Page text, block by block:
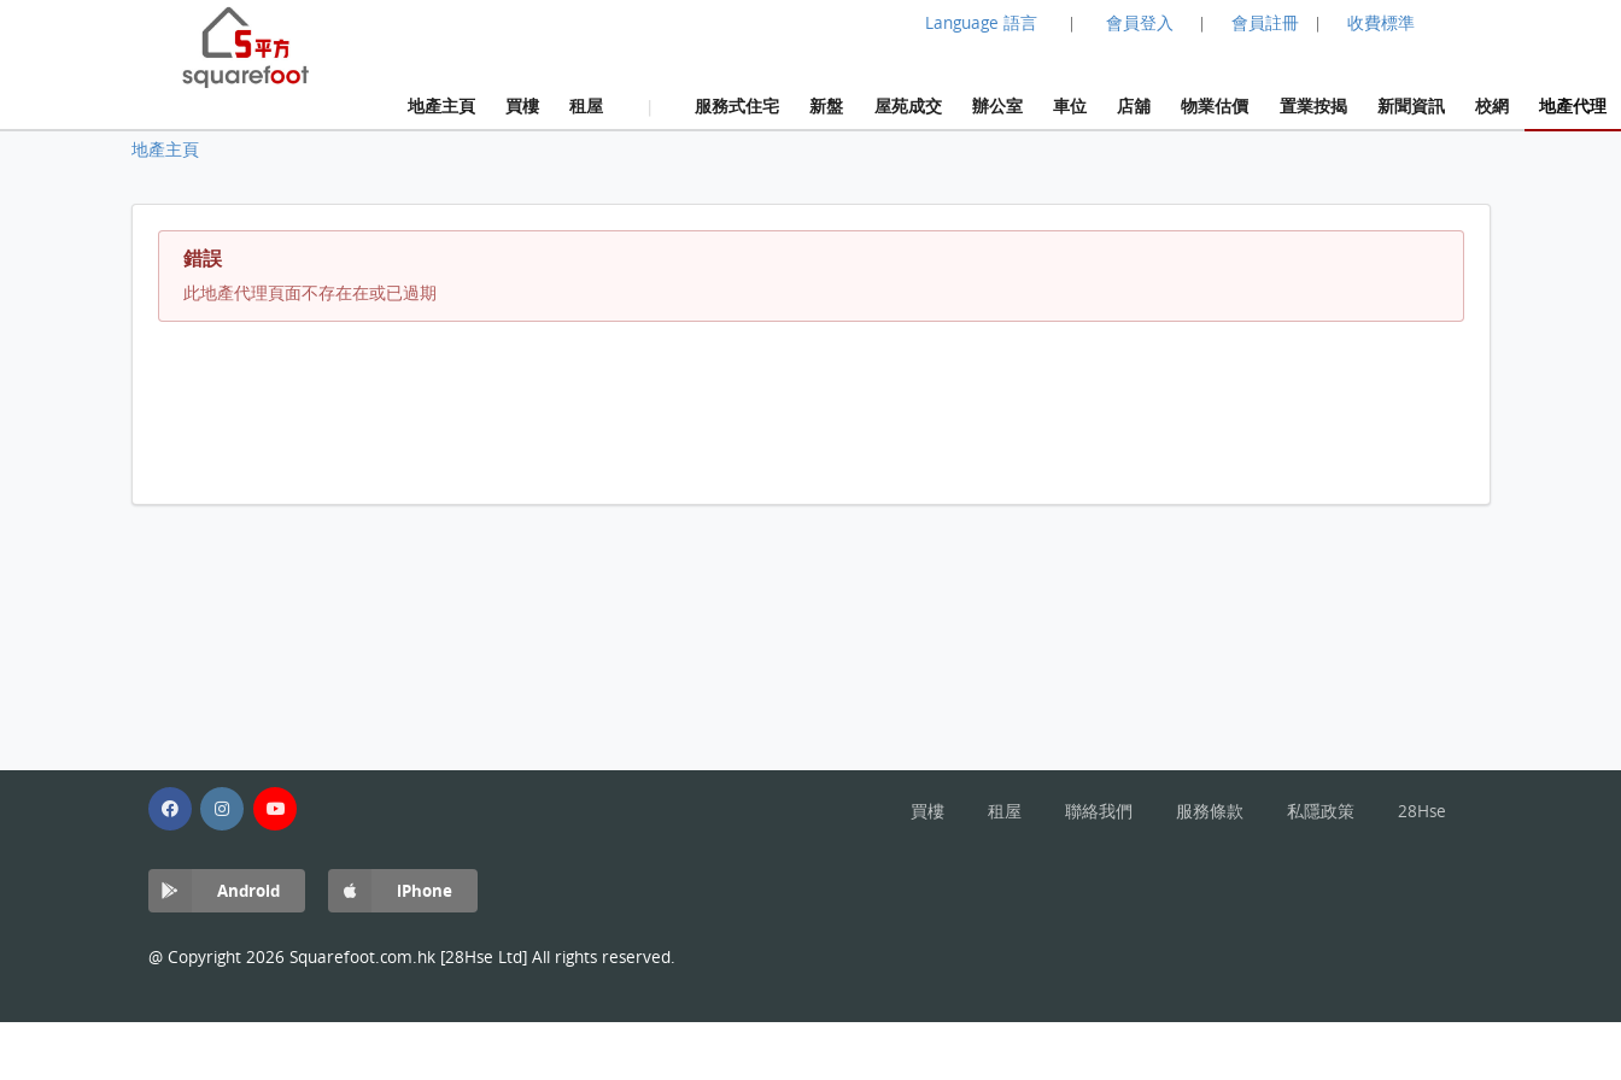
Language 語言 | 會員登入 | 會員註冊 | 收費標準
地產主頁 買樓 租屋 | 服務式住宅 新盤 屋苑成交 辦公室 車位 店舖 物業估價 置業按揭 新聞資訊 校網 地產代理
地產主頁
錯誤
此地產代理頁面不存在在或已過期
買樓 租屋 聯絡我們 服務條款 私隱政策 28Hse
Android iPhone
@ Copyright 2026 Squarefoot.com.hk [28Hse Ltd] All rights reserved.